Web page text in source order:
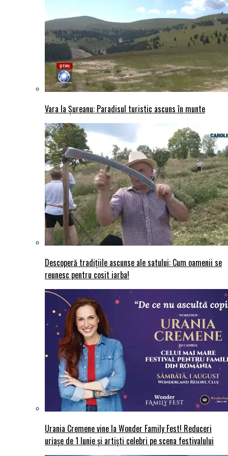
Vara la Șureanu: Paradisul turistic ascuns în munte
Descoperă tradițiile ascunse ale satului: Cum oamenii se
reunesc pentru cosit iarba!
Urania Cremene vine la Wonder Family Fest! Reduceri
uriașe de 1 Iunie și artiști celebri pe scena festivalului